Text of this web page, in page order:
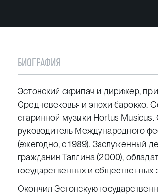
БИОГРАФИЯ
Эстонский скрипач и дирижер,
Средневековья и эпохи барокко.
старинной музыки Hortus
руководитель Международного
(ежегодно, с 1989). Заслуженный
гражданин Таллина (2000),
государственных и общественных
Окончил Эстонскую